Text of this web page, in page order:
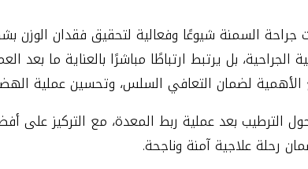
جراحة السمنة شيوعًا وفعالية لتحقيق فقدان الوزن
بل يرتبط ارتباطًا مباشرًا بالعناية ما بعد
الأهمية لضمان التعافي السلس، وتحسين عملية
الترطيب بعد عملية ربط المعدة، مع التركيز على
رحلة علاجية آمنة وناجحة.